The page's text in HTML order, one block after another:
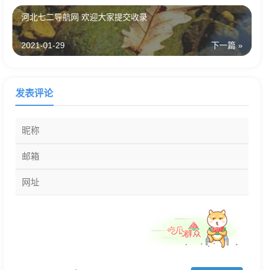
河北七二导航网 欢迎大家提交收录
下一篇 »
2021-01-29
发表评论